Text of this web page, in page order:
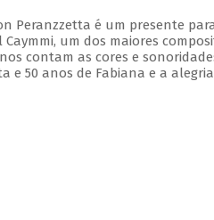
Peranzzetta é um presente
um dos maiores
contam as cores e
e 50 anos de Fabiana e a